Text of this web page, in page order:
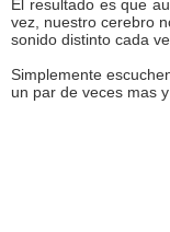
El resultado es que
vez, nuestro cerebro
sonido distinto cada
Simplemente
un par de veces mas